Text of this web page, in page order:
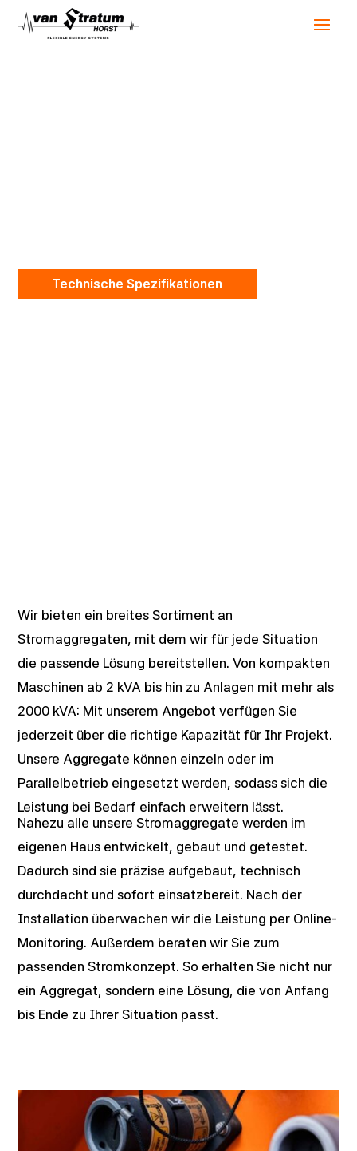
Technische Spezifikationen
Wir bieten ein breites Sortiment an
Stromaggregaten, mit dem wir für jede Situation
die passende Lösung bereitstellen. Von kompakten
Maschinen ab 2 kVA bis hin zu Anlagen mit mehr als
2000 kVA: Mit unserem Angebot verfügen Sie
jederzeit über die richtige Kapazität für Ihr Projekt.
Unsere Aggregate können einzeln oder im
Parallelbetrieb eingesetzt werden, sodass sich die
Leistung bei Bedarf einfach erweitern lässt.
Nahezu alle unsere Stromaggregate werden im
eigenen Haus entwickelt, gebaut und getestet.
Dadurch sind sie präzise aufgebaut, technisch
durchdacht und sofort einsatzbereit. Nach der
Installation überwachen wir die Leistung per Online-
Monitoring. Außerdem beraten wir Sie zum
passenden Stromkonzept. So erhalten Sie nicht nur
ein Aggregat, sondern eine Lösung, die von Anfang
bis Ende zu Ihrer Situation passt.